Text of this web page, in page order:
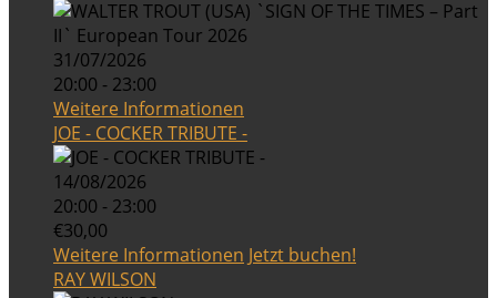
31/07/2026
20:00 - 23:00
Weitere Informationen
JOE - COCKER TRIBUTE -
14/08/2026
20:00 - 23:00
€30,00
Weitere Informationen Jetzt buchen!
RAY WILSON